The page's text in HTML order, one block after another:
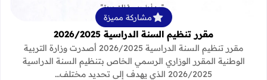
مشاركة مميزة
مقرر تنظيم السنة الدراسية 2026/2025
مقرر تنظيم السنة الدراسية 2026/2025 أصدرت وزارة التربية
الوطنية المقرر الوزاري الرسمي الخاص بتنظيم السنة الدراسية
2026/2025 الذي يهدف إلى تحديد مختلف…